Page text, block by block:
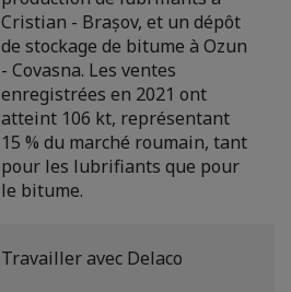
Cristian - Brașov, et un dépôt
de stockage de bitume à Ozun
- Covasna. Les ventes
enregistrées en 2021 ont
atteint 106 kt, représentant
15 % du marché roumain, tant
pour les lubrifiants que pour
le bitume.
Travailler avec Delaco